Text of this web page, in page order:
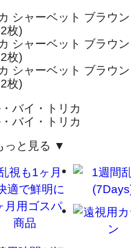
っと見る ▼